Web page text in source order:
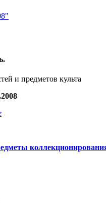
и предметов культа